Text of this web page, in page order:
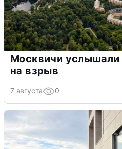
Москвичи услышали
на взрыв
7 августа 0